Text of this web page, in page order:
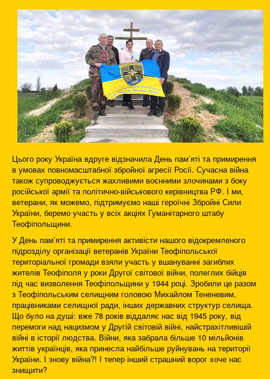
Цього року Україна вдруге відзначила День пам’яті та примирення
в умовах повномасштабної збройної агресії Росії. Сучасна війна
також супроводжується жахливими воєнними злочинами з боку
російської армії та політично-військового керівництва РФ. І ми,
ветерани, як можемо, підтримуємо наші героїчні Збройні Сили
України, беремо участь у всіх акціях Гуманітарного штабу
Теофіпольщини.
У День пам’яті та примирення активісти нашого відокремленого
підрозділу організації ветеранів України Теофіпольської
територіальної громади взяли участь у вшануванні загиблих
жителів Теофіполя у роки Другої світової війни, полеглих бійців
під час визволення Теофіпольщини у 1944 році. Зробили це разом
з Теофіпольським селищним головою Михайлом Тененевим,
працівниками селищної ради, інших державних структур селища.
Що було на душі: вже 78 років віддаляє нас від 1945 року, від
перемоги над нацизмом у Другій світовій війні, найстрахітливішій
війні в історії людства. Війни, яка забрала більше 10 мільйонів
життів українців, яка принесла найбільше руйнувань на території
України. І знову війна?! І тепер інший страшний ворог хоче нас
знищити?